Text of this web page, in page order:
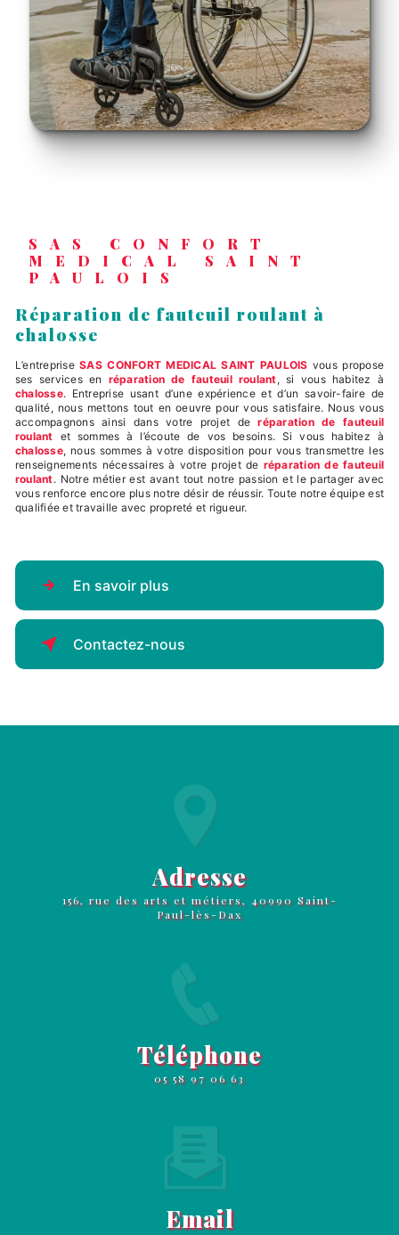
SAS CONFORT
MEDICAL SAINT
PAULOIS
réparation de fauteuil roulant à
chalosse
L’entrepriseSAS CONFORT MEDICAL SAINT PAULOIS vous propose
ses services en réparation de fauteuil roulant, si vous habitez à
chalosse. Entreprise usant d’une expérience et d’un savoir-faire de
qualité, nous mettons tout en oeuvre pour vous satisfaire. Nous vous
accompagnons ainsi dans votre projet deréparation de fauteuil
roulant et sommes à l’écoute de vos besoins. Si vous habitez à
chalosse, nous sommes à votre disposition pour vous transmettre les
renseignements nécessaires à votre projet de réparation de fauteuil
roulant. Notre métier est avant tout notre passion et le partager avec
vous renforce encore plus notre désir de réussir. Toute notre équipe est
qualifiée et travaille avec propreté et rigueur.
En savoir plus
Contactez-nous
Adresse
156, rue des arts et métiers, 40990 Saint-
Paul-lès-Dax
Téléphone
05 58 97 06 63
Email